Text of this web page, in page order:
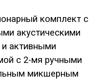
комплект с
акустическими
активными
с 2-мя ручными
микшерным